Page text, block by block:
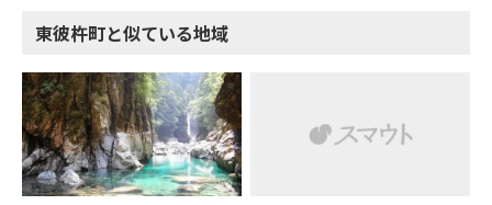
東彼杵町と似ている地域